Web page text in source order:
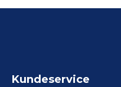
Kundeservice